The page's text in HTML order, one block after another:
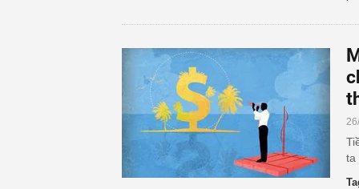
ta